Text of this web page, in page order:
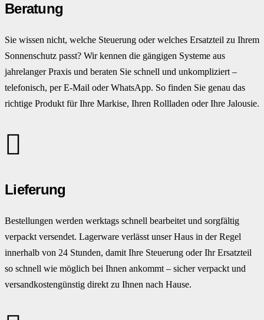
Beratung
Sie wissen nicht, welche Steuerung oder welches Ersatzteil zu Ihrem
Sonnenschutz passt? Wir kennen die gängigen Systeme aus
jahrelanger Praxis und beraten Sie schnell und unkompliziert –
telefonisch, per E-Mail oder WhatsApp. So finden Sie genau das
richtige Produkt für Ihre Markise, Ihren Rollladen oder Ihre Jalousie.
Lieferung
Bestellungen werden werktags schnell bearbeitet und sorgfältig
verpackt versendet. Lagerware verlässt unser Haus in der Regel
innerhalb von 24 Stunden, damit Ihre Steuerung oder Ihr Ersatzteil
so schnell wie möglich bei Ihnen ankommt – sicher verpackt und
versandkostengünstig direkt zu Ihnen nach Hause.